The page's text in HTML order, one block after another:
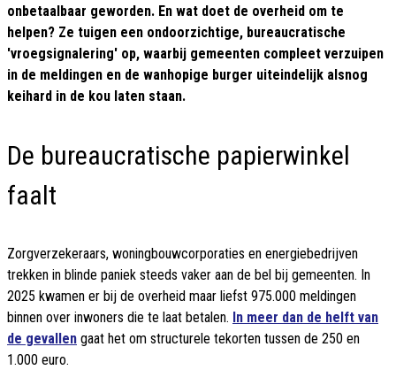
onbetaalbaar geworden. En wat doet de overheid om te
helpen? Ze tuigen een ondoorzichtige, bureaucratische
'vroegsignalering' op, waarbij gemeenten compleet verzuipen
in de meldingen en de wanhopige burger uiteindelijk alsnog
keihard in de kou laten staan.
De bureaucratische papierwinkel
faalt
Zorgverzekeraars, woningbouwcorporaties en energiebedrijven
trekken in blinde paniek steeds vaker aan de bel bij gemeenten. In
2025 kwamen er bij de overheid maar liefst 975.000 meldingen
binnen over inwoners die te laat betalen. In meer dan de helft van
de gevallen gaat het om structurele tekorten tussen de 250 en
1.000 euro.